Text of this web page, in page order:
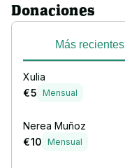
Donaciones
Más recientes
Xulia
€ 5 Mensual
Nerea Muñoz
€ 10 Mensual